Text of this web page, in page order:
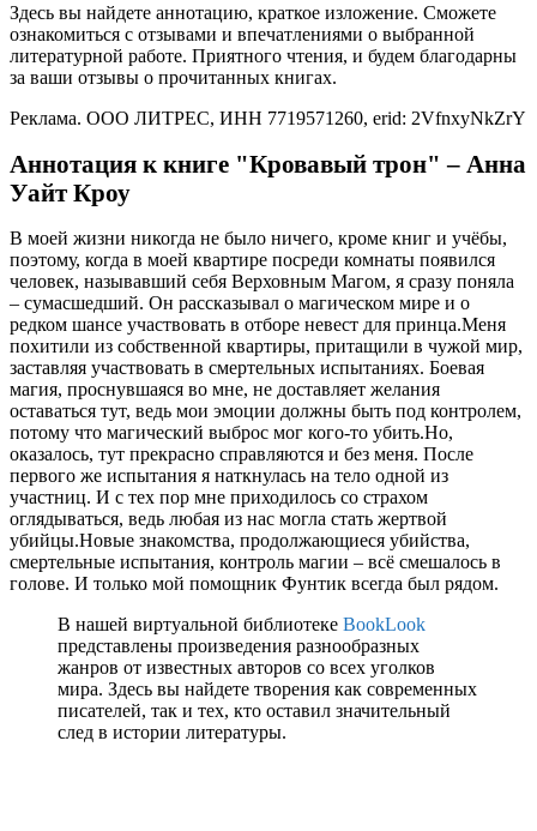
Здесь вы найдете аннотацию, краткое изложение. Сможете
ознакомиться с отзывами и впечатлениями о выбранной
литературной работе. Приятного чтения, и будем благодарны
за ваши отзывы о прочитанных книгах.
Реклама. ООО ЛИТРЕС, ИНН 7719571260, erid: 2VfnxyNkZrY
Аннотация к книге "Кровавый трон" – Анна
Уайт Кроу
В моей жизни никогда не было ничего, кроме книг и учёбы,
поэтому, когда в моей квартире посреди комнаты появился
человек, называвший себя Верховным Магом, я сразу поняла
– сумасшедший. Он рассказывал о магическом мире и о
редком шансе участвовать в отборе невест для принца.Меня
похитили из собственной квартиры, притащили в чужой мир,
заставляя участвовать в смертельных испытаниях. Боевая
магия, проснувшаяся во мне, не доставляет желания
оставаться тут, ведь мои эмоции должны быть под контролем,
потому что магический выброс мог кого-то убить.Но,
оказалось, тут прекрасно справляются и без меня. После
первого же испытания я наткнулась на тело одной из
участниц. И с тех пор мне приходилось со страхом
оглядываться, ведь любая из нас могла стать жертвой
убийцы.Новые знакомства, продолжающиеся убийства,
смертельные испытания, контроль магии – всё смешалось в
голове. И только мой помощник Фунтик всегда был рядом.
В нашей виртуальной библиотеке BookLook
представлены произведения разнообразных
жанров от известных авторов со всех уголков
мира. Здесь вы найдете творения как современных
писателей, так и тех, кто оставил значительный
след в истории литературы.